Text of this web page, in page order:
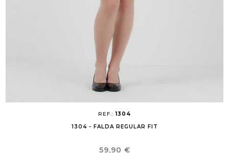
REF.:1304
1304 - FALDA REGULAR FIT
Precio
59,90 €